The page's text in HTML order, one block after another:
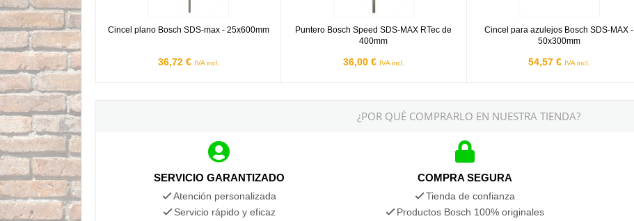
Cincel plano Bosch SDS-max - 25x600mm
36,72 € IVA incl.
Puntero Bosch Speed SDS-MAX RTec de
400mm
36,00 € IVA incl.
Cincel para azulejos Bosch SDS-MAX -
50x300mm
54,57 € IVA incl.
¿POR QUÉ COMPRARLO EN NUESTRA TIENDA?
SERVICIO GARANTIZADO
Atención personalizada
Servicio rápido y eficaz
COMPRA SEGURA
Tienda de confianza
Productos Bosch 100% originales